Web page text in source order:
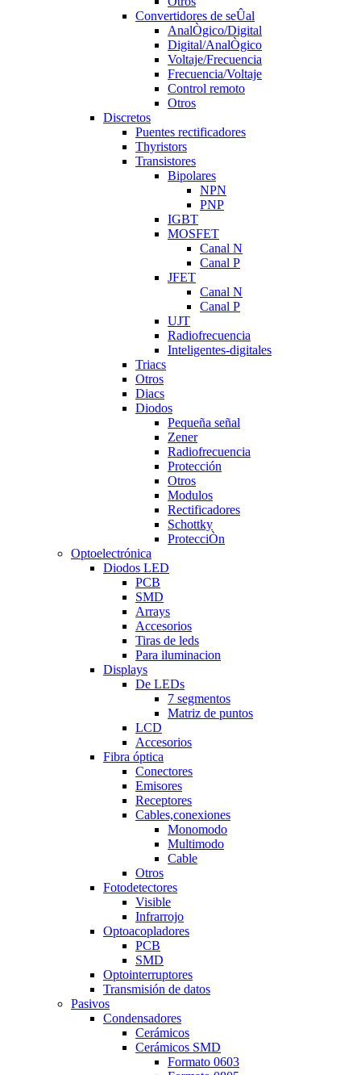
Convertidores de seÛal
AnalÒgico/Digital
Digital/AnalÒgico
Voltaje/Frecuencia
Frecuencia/Voltaje
Control remoto
Otros
Discretos
Puentes rectificadores
Thyristors
Transistores
Bipolares
NPN
PNP
IGBT
MOSFET
Canal N
Canal P
JFET
Canal N
Canal P
UJT
Radiofrecuencia
Inteligentes-digitales
Triacs
Otros
Diacs
Diodos
Pequeña señal
Zener
Radiofrecuencia
Protección
Otros
Modulos
Rectificadores
Schottky
ProtecciÒn
Optoelectrónica
Diodos LED
PCB
SMD
Arrays
Accesorios
Tiras de leds
Para iluminacion
Displays
De LEDs
7 segmentos
Matriz de puntos
LCD
Accesorios
Fibra óptica
Conectores
Emisores
Receptores
Cables,conexiones
Monomodo
Multimodo
Cable
Otros
Fotodetectores
Visible
Infrarrojo
Optoacopladores
PCB
SMD
Optointerruptores
Transmisión de datos
Pasivos
Condensadores
Cerámicos
Cerámicos SMD
Formato 0603